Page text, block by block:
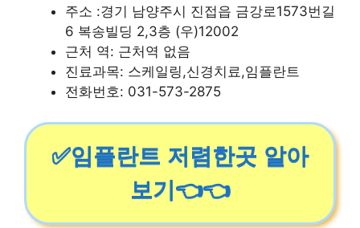
주소 :경기 남양주시 진접읍 금강로1573번길
6 복송빌딩 2,3층 (우)12002
근처 역: 근처역 없음
진료과목: 스케일링,신경치료,임플란트
전화번호: 031-573-2875
✅임플란트 저렴한곳 알아
보기👈👈